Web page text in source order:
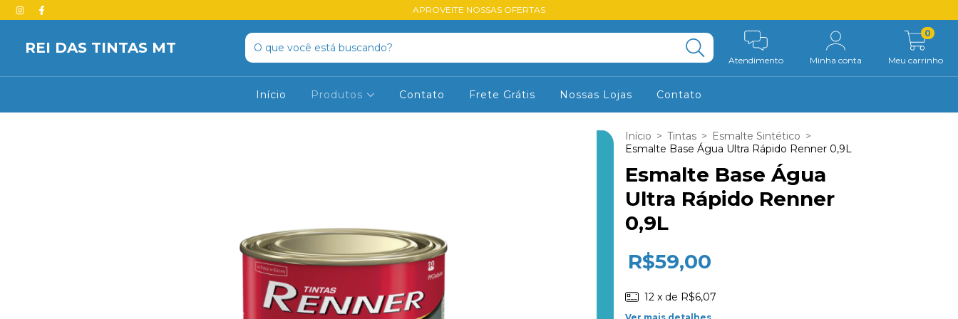
APROVEITE NOSSAS OFERTAS
REI DAS TINTAS MT
Atendimento Minha conta Meu carrinho
0
Início Produtos Contato Frete Grátis Nossas Lojas Contato
Início > Tintas > Esmalte Sintético >
Esmalte Base Água Ultra Rápido Renner 0,9L
Esmalte Base Água
Ultra Rápido Renner
0,9L
R$59,00
12 x de R$6,07